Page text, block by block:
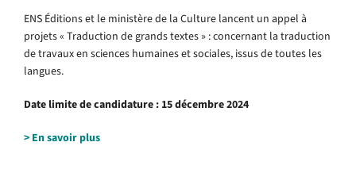
ENS Éditions et le ministère de la Culture lancent un appel à
projets « Traduction de grands textes » : concernant la traduction
de travaux en sciences humaines et sociales, issus de toutes les
langues.
Date limite de candidature : 15 décembre 2024
> En savoir plus